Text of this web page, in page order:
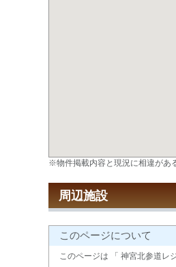
※物件掲載内容と現況に相違があ
周辺施設
このページについて
このページは 「 神宮北参道レ